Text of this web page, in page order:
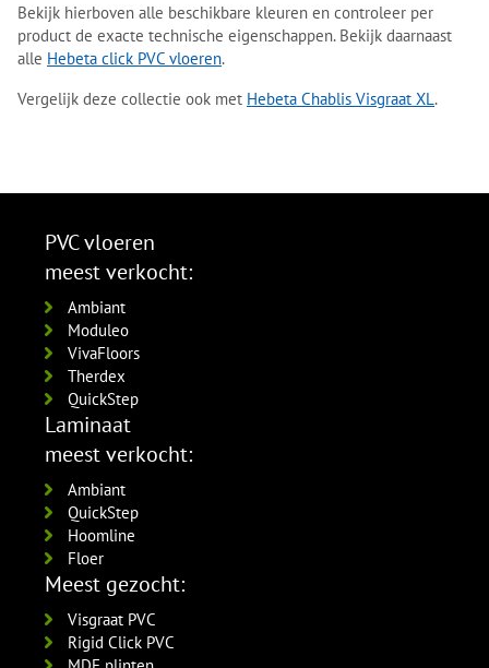
Bekijk hierboven alle beschikbare kleuren en controleer per
product de exacte technische eigenschappen. Bekijk daarnaast
alle Hebeta click PVC vloeren.
Vergelijk deze collectie ook met Hebeta Chablis Visgraat XL .
PVC vloeren
meest verkocht:
Ambiant
Moduleo
VivaFloors
Therdex
QuickStep
Laminaat
meest verkocht:
Ambiant
QuickStep
Hoomline
Floer
Meest gezocht:
Visgraat PVC
Rigid Click PVC